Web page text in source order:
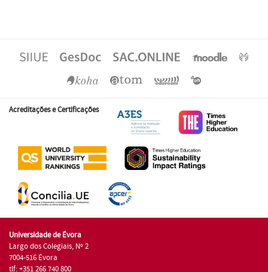
Acreditações e Certificações
Universidade de Évora
Largo dos Colegiais, Nº 2
7004-516 Évora
tlf: +351 266 740 800